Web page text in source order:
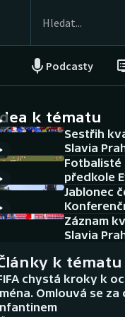
Podcasty
NEPŘEHLÉDNĚTE
Historické návraty
Aplikace ČT sport
AZ kvíz
k tématu
Sestřih
Slavia
Fotbalisté
předkole
Jablonec
Záznam
Slavia
k tématu
chystá kroky k
Omlouvá se